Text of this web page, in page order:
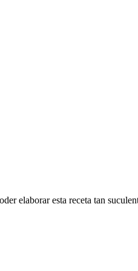
elaborar esta receta tan